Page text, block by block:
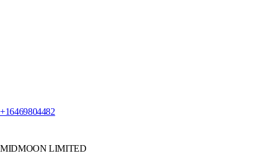
+16469804482
MIDMOON LIMITED